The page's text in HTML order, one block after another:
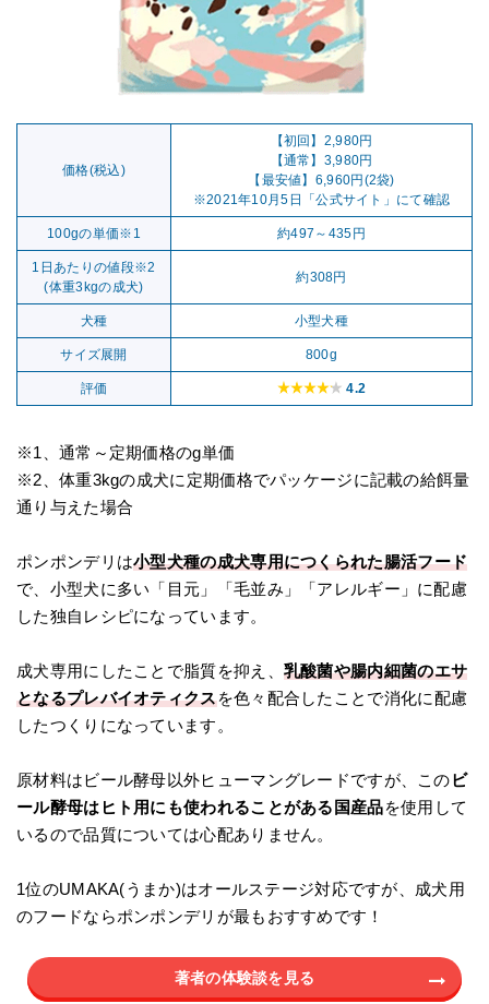
価格(税込)
【初回】2,980円
【通常】3,980円
【最安値】6,960円(2袋)
※2021年10月5日「公式サイト」にて確認
100gの単価※1 約497～435円
1日あたりの値段※2
(体重3kgの成犬)
約308円
犬種 小型犬種
サイズ展開 800g
評価 4.2
※1、通常～定期価格のg単価
※2、体重3kgの成犬に定期価格でパッケージに記載の給餌量
通り与えた場合
ポンポンデリは小型犬種の成犬専用につくられた腸活フード
で、小型犬に多い「目元」「毛並み」「アレルギー」に配慮
した独自レシピになっています。
成犬専用にしたことで脂質を抑え、 乳酸菌や腸内細菌のエサ
となるプレバイオティクスを色々配合したことで消化に配慮
したつくりになっています。
原材料はビール酵母以外ヒューマングレードですが、このビ
ール酵母はヒト用にも使われることがある国産品を使用して
いるので品質については心配ありません。
1位のUMAKA(うまか)はオールステージ対応ですが、成犬用
のフードならポンポンデリが最もおすすめです！
著者の体験談を見る